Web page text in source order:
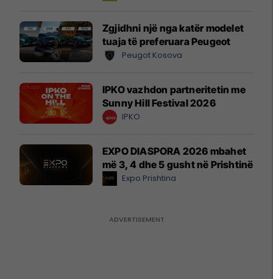
Zgjidhni një nga katër modelet
tuaja të preferuara Peugeot
Peugot Kosova
IPKO vazhdon partneritetin me
Sunny Hill Festival 2026
IPKO
EXPO DIASPORA 2026 mbahet
më 3, 4 dhe 5 gusht në Prishtinë
Expo Prishtina